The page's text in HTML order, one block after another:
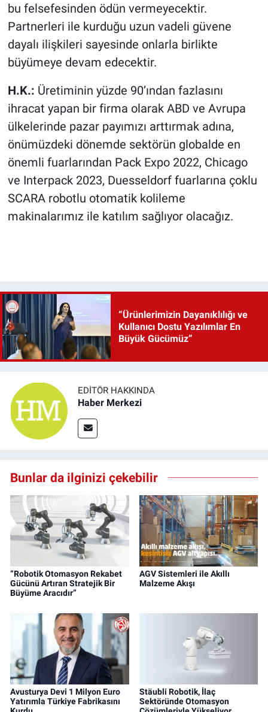
bu felsefesinden ödün vermeyecektir.
Partnerleri ile kurduğu uzun vadeli güvene
dayalı ilişkileri sayesinde onlarla birlikte
büyümeye devam edecektir.
H.K.: Üretiminin yüzde 90’ından fazlasını
ihracat yapan bir firma olarak ABD ve Avrupa
ülkelerinde pazar payımızı arttırmak adına,
önümüzdeki dönemde sektörün globalde en
önemli fuarlarından Pack Expo 2022, Chicago
ve Interpack 2023, Duesseldorf fuarlarına çoklu
SCARA robotlu otomatik kolileme
makinalarımız ile katılım sağlıyor olacağız.
“Ürünlerimizin Dayanıklılığı ve
Kullanıcı Dostu Yazılımlar En
Büyük Gücümüz”
EDITÖR HAKKINDA
Haber Merkezi
Bunlar da ilginizi çekebilir
“Robotik Otomasyon Rekabet
Gücünü Artıran Stratejik Bir
Büyüme Aracıdır”
AGV Sistemleri ile Akıllı
Malzeme Akışı
Avusturya Devi 1 Milyon Euro
Yatırımla Türkiye Fabrikasını
Stäubli Robotik, İlaç
Sektöründe Otomasyon